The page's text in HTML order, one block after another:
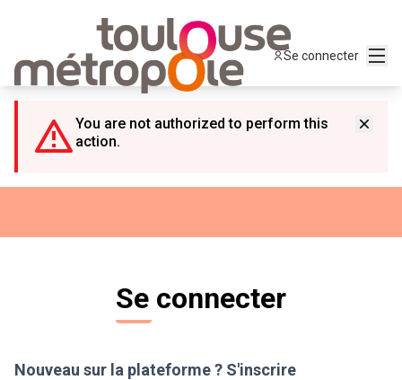
Se connecter
You are not authorized to perform this
action.
Se connecter
Nouveau sur la plateforme ? S'inscrire